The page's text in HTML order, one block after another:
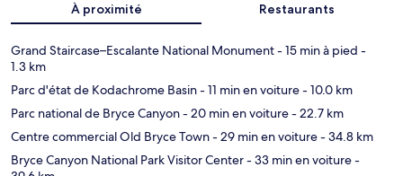
À proximité Restaurants
Grand Staircase–Escalante National Monument- 15 min à pied -
1.3 km
Parc d'état de Kodachrome Basin- 11 min en voiture- 10.0 km
Parc national de Bryce Canyon- 20 min en voiture- 22.7 km
Centre commercial Old Bryce Town- 29 min en voiture- 34.8 km
Bryce Canyon National Park Visitor Center- 33 min en voiture-